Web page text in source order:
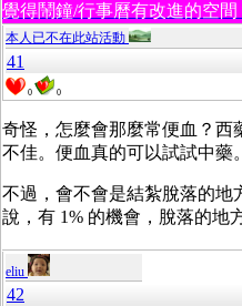
覺得鬧鐘/行事曆有改進的空
本人已不在此站活動
41
0 0
奇怪，怎麼會那麼常便血？西
不佳。便血真的可以試試中藥。
不過，會不會是結紮脫落的地
說，有 1% 的機會，脫落的地
eliu
42